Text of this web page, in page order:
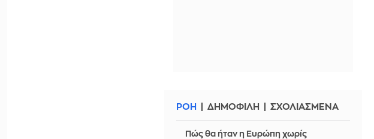
ΡΟΗ ΔΗΜΟΦΙΛΗ ΣΧΟΛΙΑΣΜΕΝΑ
Πώς θα ήταν η Ευρώπη χωρίς